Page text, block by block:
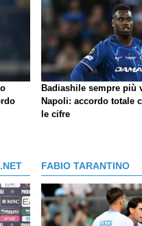
Badiashile sempre più
Napoli: accordo totale
le cifre
FABIO TARANTINO